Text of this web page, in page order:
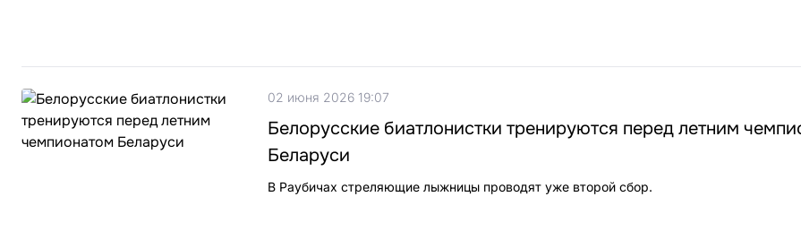
02 июня 2026 19:07
Белорусские биатлонистки тренируются перед летним
Беларуси
В Раубичах стреляющие лыжницы проводят уже второй сбор.